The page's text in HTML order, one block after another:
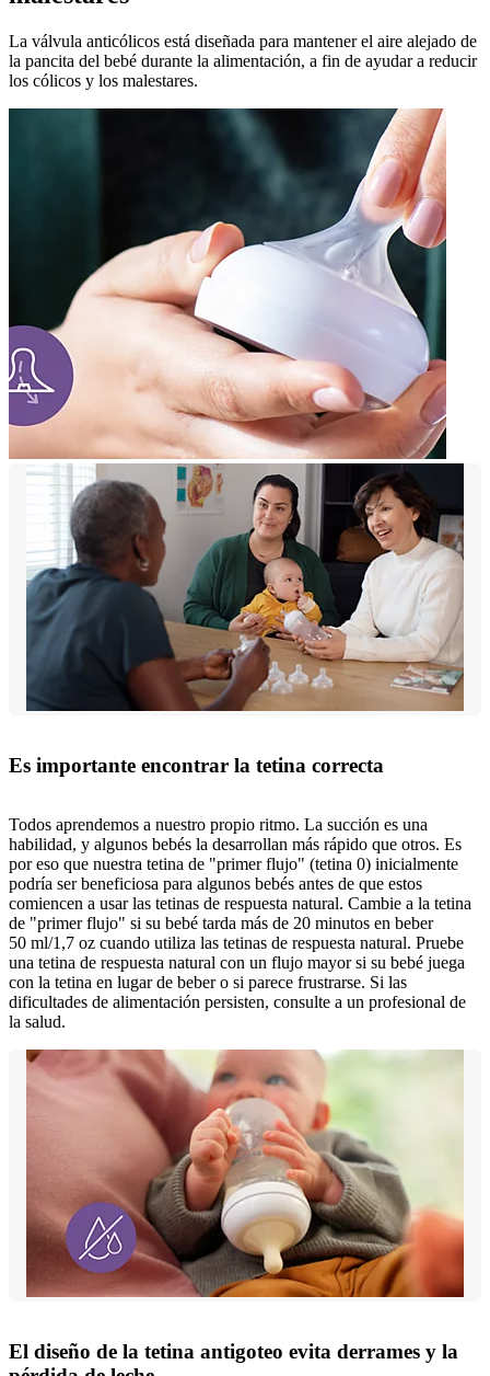
La válvula anticólicos está diseñada para mantener el aire alejado de
la pancita del bebé durante la alimentación, a fin de ayudar a reducir
los cólicos y los malestares.
Es importante encontrar la tetina correcta
Todos aprendemos a nuestro propio ritmo. La succión es una
habilidad, y algunos bebés la desarrollan más rápido que otros. Es
por eso que nuestra tetina de "primer flujo" (tetina 0) inicialmente
podría ser beneficiosa para algunos bebés antes de que estos
comiencen a usar las tetinas de respuesta natural. Cambie a la tetina
de "primer flujo" si su bebé tarda más de 20 minutos en beber
50 ml/1,7 oz cuando utiliza las tetinas de respuesta natural. Pruebe
una tetina de respuesta natural con un flujo mayor si su bebé juega
con la tetina en lugar de beber o si parece frustrarse. Si las
dificultades de alimentación persisten, consulte a un profesional de
la salud.
El diseño de la tetina antigoteo evita derrames y la